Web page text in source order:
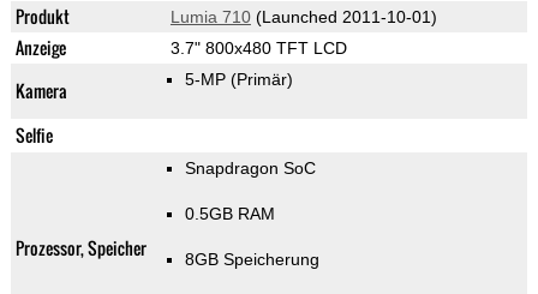
Produkt Lumia 710(Launched 2011-10-01)
Anzeige 3.7" 800x480 TFT LCD
Kamera 5-MP (Primär)
Selfie
Prozessor, Speicher
Snapdragon SoC
0.5GB RAM
8GB Speicherung